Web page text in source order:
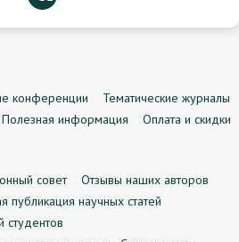
конференции
Тематические журналы
Полезная информация
Оплата и скидки
совет
Отзывы наших авторов
публикация научных статей
студентов